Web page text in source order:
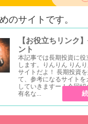
のサイトです。
【お役立ちリンク
ント
本記事では長期投資に
します。りんりん りん
サイトだよ！ 長期投資
て、参考になるサイト
していきますー！今回
有名な...